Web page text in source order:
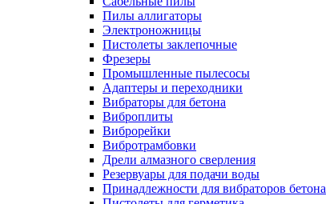
Пилы аллигаторы
Электроножницы
Пистолеты заклепочные
Фрезеры
Промышленные пылесосы
Адаптеры и переходники
Вибраторы для бетона
Виброплиты
Виброрейки
Вибротрамбовки
Дрели алмазного сверления
Резервуары для подачи воды
Принадлежности для вибраторов бетона